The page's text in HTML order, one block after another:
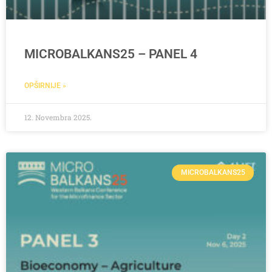
MICROBALKANS25 – PANEL 4
OPŠIRNIJE »
12. Novembra 2025.
MICROBALKANS25